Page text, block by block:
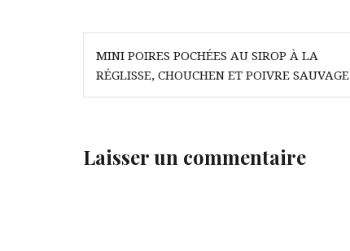
Navigation
de
l’article
MINI POIRES POCHÉES AU SIROP À LA
RÉGLISSE, CHOUCHEN ET POIVRE SAUVAGE
Laisser un commentaire